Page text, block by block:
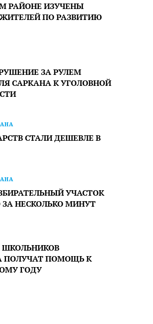
РАЙОНЕ ИЗУЧЕНЫ
ПО РАЗВИТИЮ
ЗА РУЛЕМ
САРКАНА К УГОЛОВНОЙ
СТАЛИ ДЕШЕВЛЕ В
УЧАСТОК
НЕСКОЛЬКО МИНУТ
ШКОЛЬНИКОВ
ПОЛУЧАТ ПОМОЩЬ К
ГОДУ